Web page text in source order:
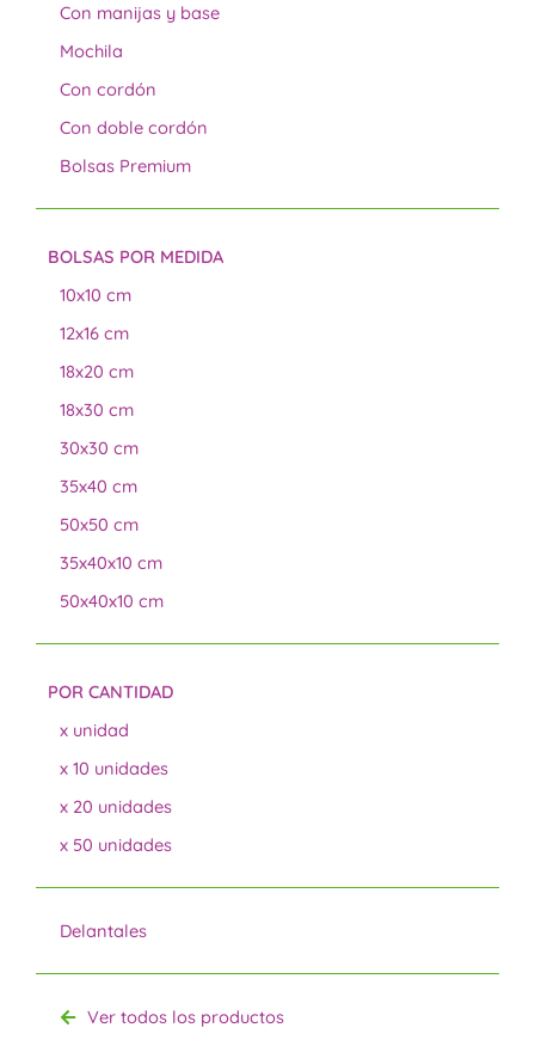
Con manijas y base
Mochila
Con cordón
Con doble cordón
Bolsas Premium
BOLSAS POR MEDIDA
10x10 cm
12x16 cm
18x20 cm
18x30 cm
30x30 cm
35x40 cm
50x50 cm
35x40x10 cm
50x40x10 cm
POR CANTIDAD
x unidad
x 10 unidades
x 20 unidades
x 50 unidades
Delantales
Ver todos los productos